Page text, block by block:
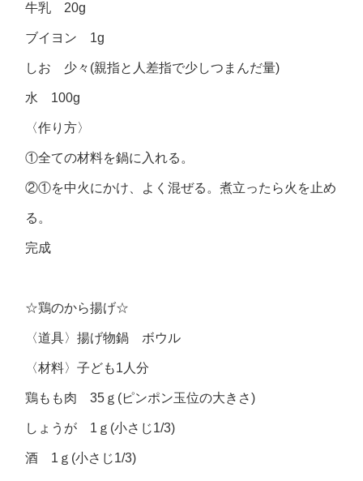
牛乳 20g
ブイヨン 1g
しお 少々(親指と人差指で少しつまんだ量)
水 100g
〈作り方〉
①全ての材料を鍋に入れる。
②①を中火にかけ、よく混ぜる。煮立ったら火を止め
る。
完成
☆鶏のから揚げ☆
〈道具〉揚げ物鍋 ボウル
〈材料〉子ども1人分
鶏もも肉 35ｇ(ピンポン玉位の大きさ)
しょうが 1ｇ(小さじ1/3)
酒 1ｇ(小さじ1/3)